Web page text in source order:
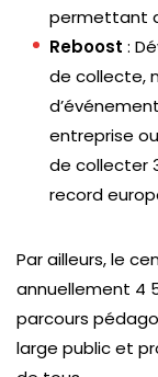
permettant
Reboost :
de collecte,
entreprise
de collecter
record
Par ailleurs, le
annuellement 4
parcours
large public et